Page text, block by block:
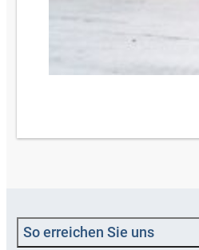
So erreichen Sie uns